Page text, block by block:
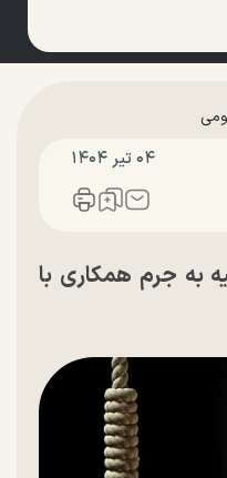
۰۴ تير ۱۴۰۴
به جرم همکاری با